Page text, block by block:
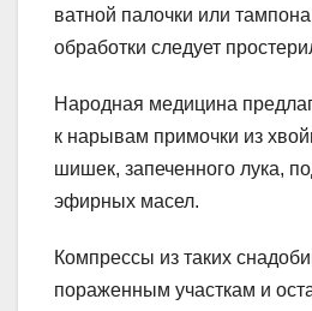
ватной палочки или
обработки следует
Народная медицина
к нарывам примочки из
шишек, запеченного лука,
эфирных масел.
Компрессы из таких
пораженным участкам и